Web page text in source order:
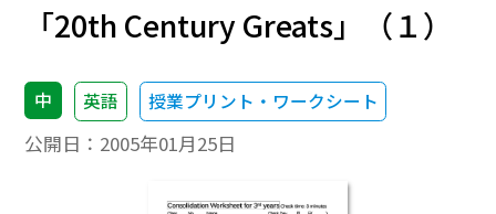
「20th Century Greats」（１）
中 英語 授業プリント・ワークシート
公開日： 2005年01月25日